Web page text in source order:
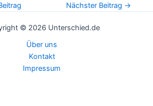
Nächster Beitrag →
© 2026 Unterschied.de
Über uns
Kontakt
Impressum